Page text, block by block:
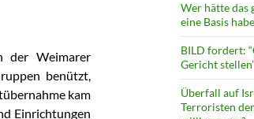
der Weimarer
benützt,
kam
Einrichtungen
Wer hätte das
eine Basis
BILD fordert:
Gericht
Überfall auf
Terroristen